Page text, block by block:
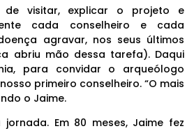
de visitar, explicar o projeto e
cada conselheiro e cada
agravar, nos seus últimos
abriu mão dessa tarefa). Daqui
para convidar o arqueólogo
primeiro conselheiro. “O mais
o Jaime.
Em 80 meses, Jaime fez